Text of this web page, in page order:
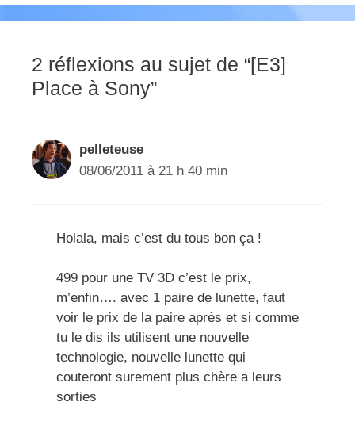
2 réflexions au sujet de “[E3]
Place à Sony”
pelleteuse
08/06/2011 à 21 h 40 min
Holala, mais c’est du tous bon ça !
499 pour une TV 3D c’est le prix,
m’enfin…. avec 1 paire de lunette, faut
voir le prix de la paire après et si comme
tu le dis ils utilisent une nouvelle
technologie, nouvelle lunette qui
couteront surement plus chère a leurs
sorties